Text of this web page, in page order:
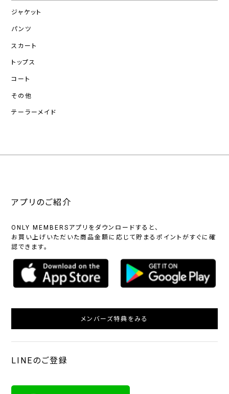
ジャケット
パンツ
スカート
トップス
コート
その他
テーラーメイド
アプリのご紹介
ONLY MEMBERSアプリをダウンロードすると、
お買い上げいただいた商品金額に応じて貯まるポイントがすぐに確
認できます。
メンバーズ特典をみる
LINEのご登録